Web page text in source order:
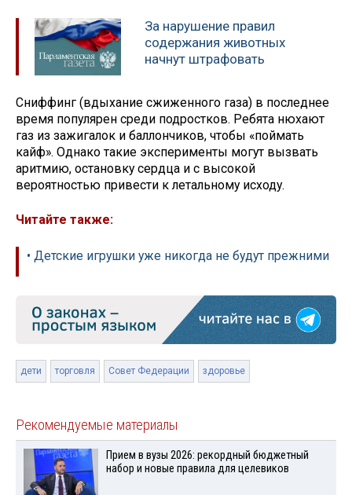
За нарушение правил
содержания животных
начнут штрафовать
Сниффинг (вдыхание сжиженного газа) в последнее
время популярен среди подростков. Ребята нюхают
газ из зажигалок и баллончиков, чтобы «поймать
кайф». Однако такие эксперименты могут вызвать
аритмию, остановку сердца и с высокой
вероятностью привести к летальному исходу.
Читайте также:
• Детские игрушки уже никогда не будут прежними
дети торговля Совет Федерации здоровье
Рекомендуемые материалы
Прием в вузы 2026: рекордный бюджетный
набор и новые правила для целевиков